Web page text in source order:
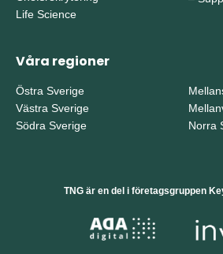
Life Science
Våra regioner
Östra Sverige
Västra Sverige
Södra Sverige
Norra
TNG är en del i företagsgruppen